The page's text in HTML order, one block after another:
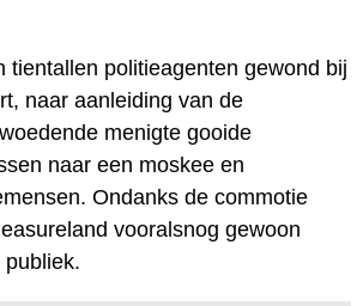
tientallen politieagenten gewond bij
naar aanleiding van de
menigte gooide
naar een moskee en
Ondanks de commotie
vooralsnog gewoon